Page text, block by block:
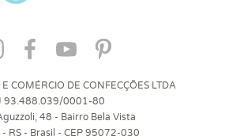
COMÉRCIO DE CONFECÇÕES LTDA
93.488.039/0001-80
48 - Bairro Bela Vista
- RS - Brasil - CEP 95072-030